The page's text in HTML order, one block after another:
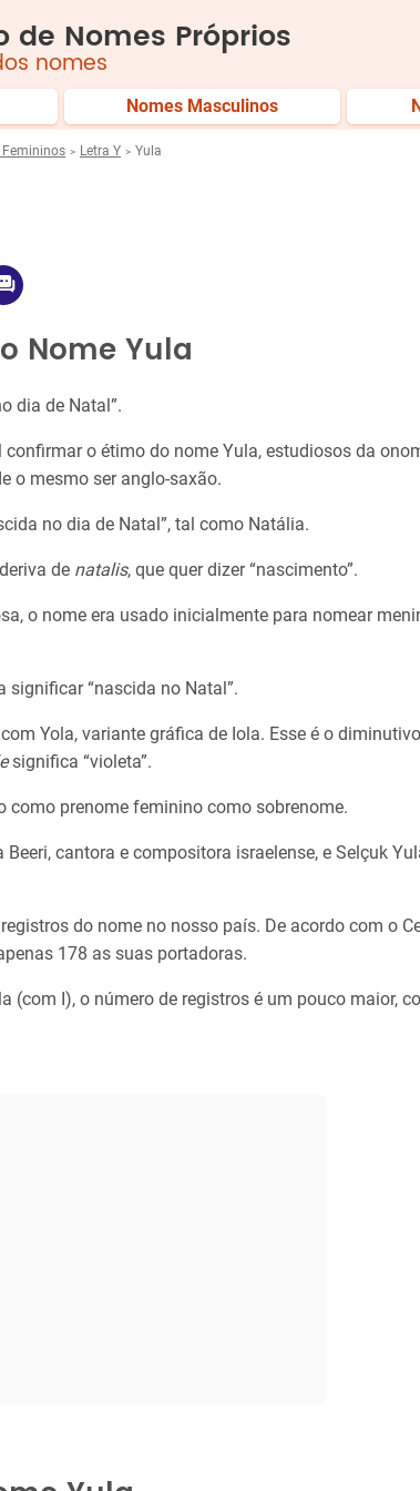
de Nomes Próprios
nomes
Nomes Masculinos
Femininos Letra Y Yula
Nome Yula
dia de Natal”.
confirmar o étimo do nome Yula, estudiosos da
o mesmo ser anglo-saxão.
no dia de Natal”, tal como Natália.
de natalis, que quer dizer “nascimento”.
o nome era usado inicialmente para nomear
significar “nascida no Natal”.
Yola, variante gráfica de Iola. Esse é o
significa “violeta”.
como prenome feminino como sobrenome.
cantora e compositora israelense, e Selçuk
do nome no nosso país. De acordo com o
178 as suas portadoras.
(com I), o número de registros é um pouco maior,